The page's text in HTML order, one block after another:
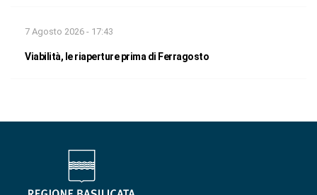
7 Agosto 2026 - 17:43
Viabilità, le riaperture prima di Ferragosto